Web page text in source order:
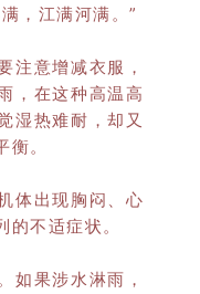
，江满河满。”
注意增减衣服，
，在这种高温高
湿热难耐，却又
。
体出现胸闷、心
不适症状。
如果涉水淋雨，